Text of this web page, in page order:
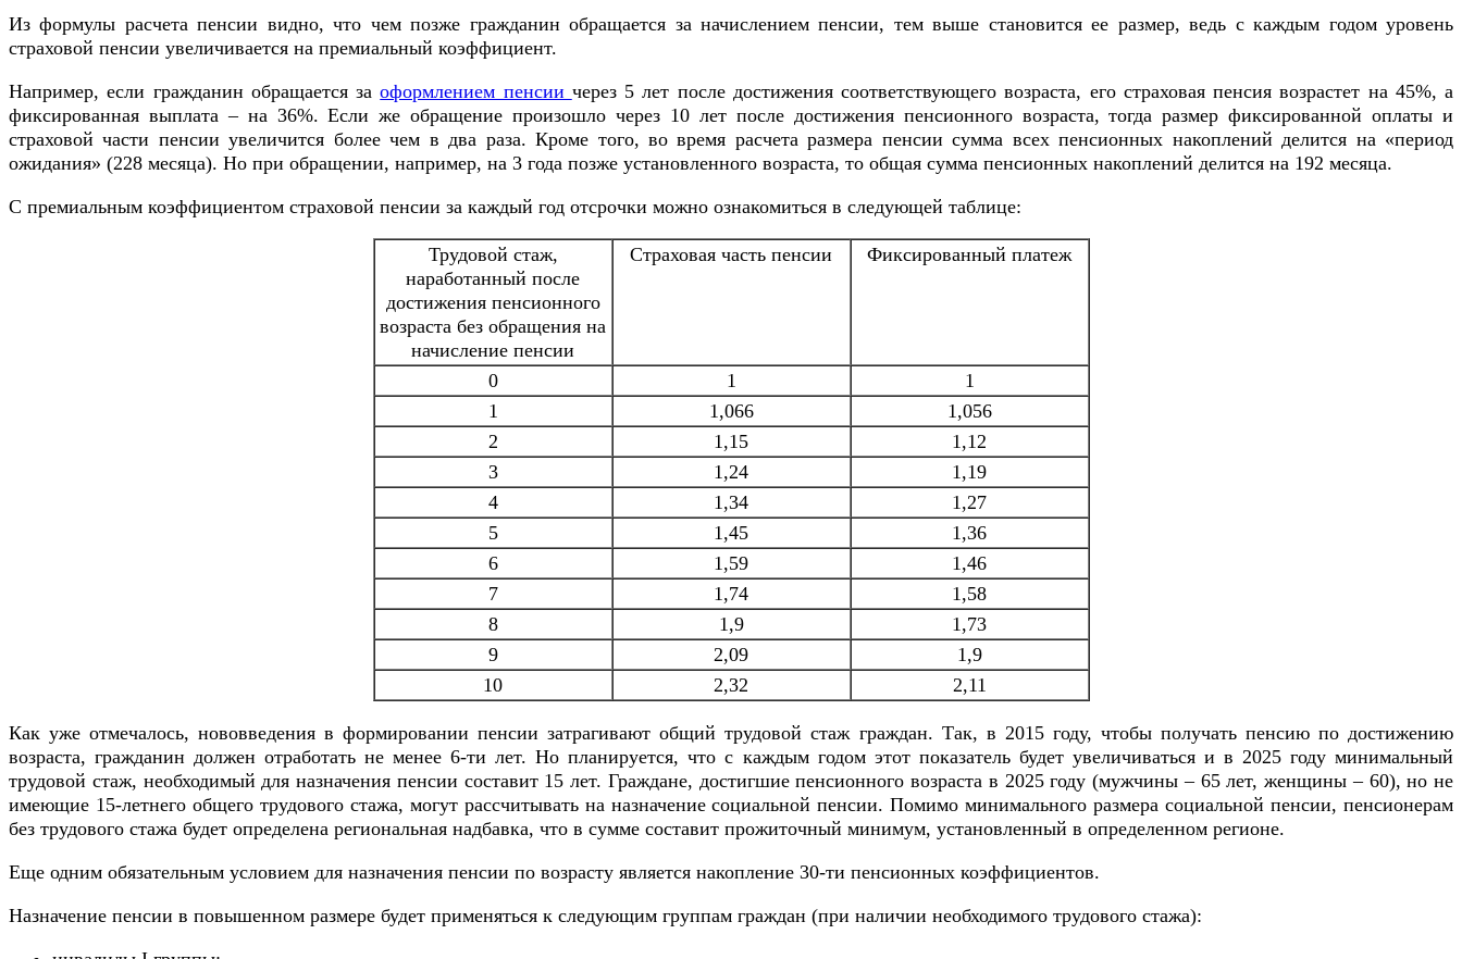
Из формулы расчета пенсии видно, что чем позже гражданин обращается за начислением пенсии, тем выше становится ее размер, ведь с каждым годом уровень
страховой пенсии увеличивается на премиальный коэффициент.
Например, если гражданин обращается заоформлением пенсии через 5 лет после достижения соответствующего возраста, его страховая пенсия возрастет на 45%, а
фиксированная выплата – на 36%. Если же обращение произошло через 10 лет после достижения пенсионного возраста, тогда размер фиксированной оплаты и
страховой части пенсии увеличится более чем в два раза. Кроме того, во время расчета размера пенсии сумма всех пенсионных накоплений делится на «период
ожидания» (228 месяца). Но при обращении, например, на 3 года позже установленного возраста, то общая сумма пенсионных накоплений делится на 192 месяца.
С премиальным коэффициентом страховой пенсии за каждый год отсрочки можно ознакомиться в следующей таблице:
Трудовой стаж,
наработанный после
достижения пенсионного
возраста без обращения на
начисление пенсии
Страховая часть пенсии Фиксированный платеж
0 1
1
1
1,066
1,056
2
1,15
1,12
3
1,24
1,19
4
1,34
1,27
5
1,45
1,36
6
1,59
1,46
7
1,74
1,58
8
1,9
1,73
9
2,09
1,9
10
2,32 2,11
Как уже отмечалось, нововведения в формировании пенсии затрагивают общий трудовой стаж граждан. Так, в 2015 году, чтобы получать пенсию по достижению
возраста, гражданин должен отработать не менее 6-ти лет. Но планируется, что с каждым годом этот показатель будет увеличиваться и в 2025 году минимальный
трудовой стаж, необходимый для назначения пенсии составит 15 лет. Граждане, достигшие пенсионного возраста в 2025 году (мужчины – 65 лет, женщины – 60), но не
имеющие 15-летнего общего трудового стажа, могут рассчитывать на назначение социальной пенсии. Помимо минимального размера социальной пенсии, пенсионерам
без трудового стажа будет определена региональная надбавка, что в сумме составит прожиточный минимум, установленный в определенном регионе.
Еще одним обязательным условием для назначения пенсии по возрасту является накопление 30-ти пенсионных коэффициентов.
Назначение пенсии в повышенном размере будет применяться к следующим группам граждан (при наличии необходимого трудового стажа):